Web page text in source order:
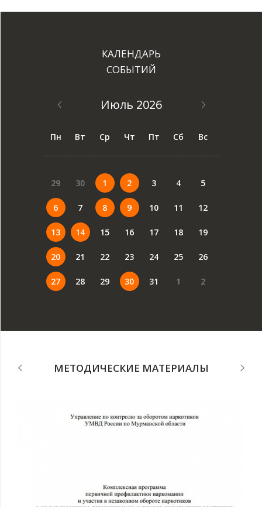
КАЛЕНДАРЬ
СОБЫТИЙ
Июль 2026
Пн Вт Ср Чт Пт Сб Вс
29 30 1 2 3 4 5
6 7 8 9 10 11 12
13 14 15 16 17 18 19
20 21 22 23 24 25 26
27 28 29 30 31 1 2
МЕТОДИЧЕСКИЕ МАТЕРИАЛЫ